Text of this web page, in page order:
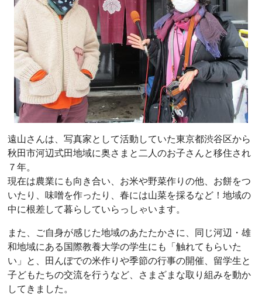
遠山さんは、写真家として活動していた東京都渋谷区から
秋田市河辺式田地域に奥さまと二人のお子さんと移住され
７年。
現在は農業にも向き合い、お米や野菜作りの他、お餅をつ
いたり、味噌を作ったり、春には山菜を採るなど！地域の
中に根差して暮らしていらっしゃいます。
また、ご自身が感じた地域のあたたかさに、同じ河辺・雄
和地域にある国際教養大学の学生にも「触れてもらいた
い」と、田んぼでの米作りや季節の行事の開催、留学生と
子どもたちの交流を行うなど、さまざまな取り組みを動か
してきました。